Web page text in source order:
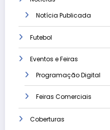
Notícia Publicada
Futebol
Eventos e Feiras
Programação Digital
Feiras Comerciais
Coberturas